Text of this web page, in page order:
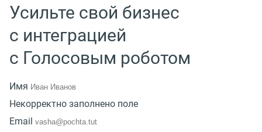
Усильте свой бизнес
с интеграцией
с Голосовым роботом
Имя
Некорректно заполнено поле
Email